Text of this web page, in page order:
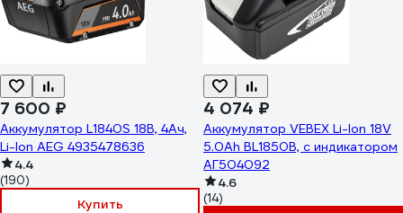
7 600 ₽
Аккумулятор L1840S 18В, 4Ач,
Li-Ion AEG 4935478636
4.4
(190)
Купить
4 074 ₽
Аккумулятор VEBEX Li-Ion 18V
5.0Ah BL1850B, с индикатором
АГ504092
4.6
(14)